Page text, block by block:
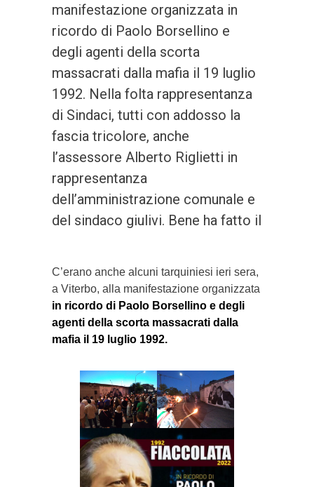
manifestazione organizzata in
ricordo di Paolo Borsellino e
degli agenti della scorta
massacrati dalla mafia il 19 luglio
1992. Nella folta rappresentanza
di Sindaci, tutti con addosso la
fascia tricolore, anche
l’assessore Alberto Riglietti in
rappresentanza
dell’amministrazione comunale e
del sindaco giulivi. Bene ha fatto il
C’erano anche alcuni tarquiniesi ieri sera,
a Viterbo, alla manifestazione organizzata
in ricordo di Paolo Borsellino e degli
agenti della scorta massacrati dalla
mafia il 19 luglio 1992.